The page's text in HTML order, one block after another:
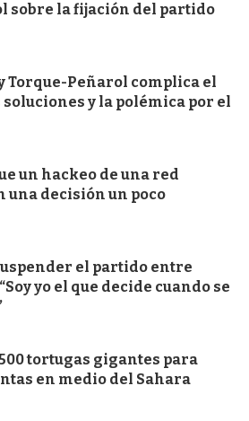
sobre la fijación del partido
Torque-Peñarol complica el
soluciones y la polémica por el
un hackeo de una red
decisión un poco
el partido entre
yo el que decide cuando se
tortugas gigantes para
en medio del Sahara